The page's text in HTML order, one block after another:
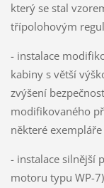
který se stal
třípolohovým
- instalace
kabiny s větší
zvýšení
modifikovaného
některé
- instalace silnější
motoru typu WP-